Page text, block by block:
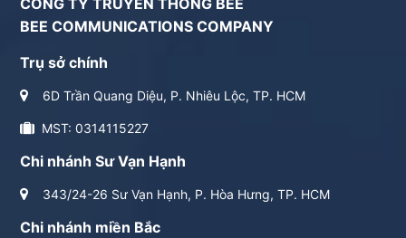
CÔNG TY TRUYỀN THÔNG BEE
BEE COMMUNICATIONS COMPANY
Trụ sở chính
6D Trần Quang Diệu, P. Nhiêu Lộc, TP. HCM
MST: 0314115227
Chi nhánh Sư Vạn Hạnh
343/24-26 Sư Vạn Hạnh, P. Hòa Hưng, TP. HCM
Chi nhánh miền Bắc